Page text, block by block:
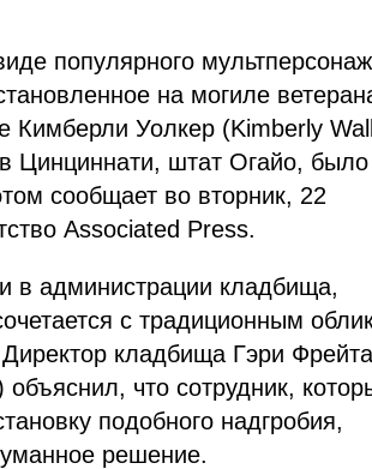
популярного
на могиле
Кимберли Уолкер (Kimberly
Цинциннати, штат Огайо, было
сообщает во вторник, 22
Associated Press.
в администрации кладбища,
с традиционным
кладбища Гэри
что сотрудник,
подобного надгробия,
решение.